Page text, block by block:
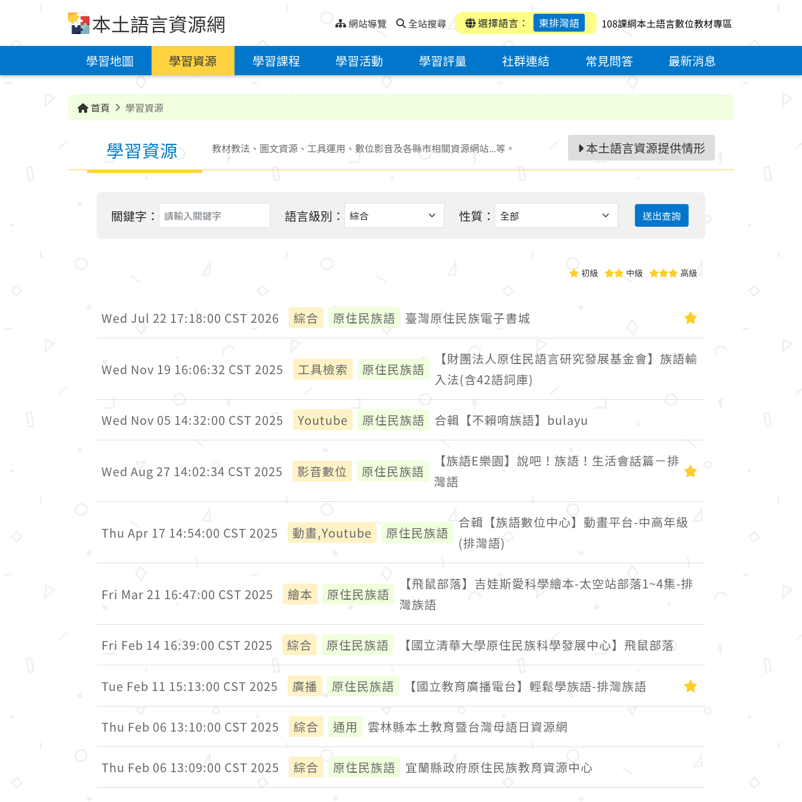
本土語言資源網 網站導覽 全站搜尋 選擇語言： 東排灣語 108課綱本土語言數位教材專區
學習地圖 學習資源 學習課程 學習活動 學習評量 社群連結 常見問答 最新消息
首頁 學習資源
學習資源 教材教法、圖文資源、工具運用、數位影音及各縣市相關資源網站...等。 本土語言資源提供情形
關鍵字： 語言級別： 性質： 送出查詢
初級 中級 高級
Wed Jul 22 17:18:00 CST 2026 綜合 原住民族語 臺灣原住民族電子書城
Wed Nov 19 16:06:32 CST 2025 工具檢索 原住民族語
【財團法人原住民語言研究發展基金會】族語輸
入法(含42語詞庫)
Wed Nov 05 14:32:00 CST 2025 Youtube 原住民族語 合輯【不賴唷族語】bulayu
Wed Aug 27 14:02:34 CST 2025 影音數位 原住民族語
【族語E樂園】說吧！族語！生活會話篇－排
灣語
Thu Apr 17 14:54:00 CST 2025 動畫,Youtube 原住民族語
合輯【族語數位中心】動畫平台-中高年級
(排灣語)
Fri Mar 21 16:47:00 CST 2025 繪本 原住民族語
【飛鼠部落】吉娃斯愛科學繪本-太空站部落1~4集-排
灣族語
Fri Feb 14 16:39:00 CST 2025 綜合 原住民族語 【國立清華大學原住民族科學發展中心】飛鼠部落
Tue Feb 11 15:13:00 CST 2025 廣播 原住民族語 【國立教育廣播電台】輕鬆學族語-排灣族語
Thu Feb 06 13:10:00 CST 2025 綜合 通用 雲林縣本土教育暨台灣母語日資源網
Thu Feb 06 13:09:00 CST 2025 綜合 原住民族語 宜蘭縣政府原住民族教育資源中心